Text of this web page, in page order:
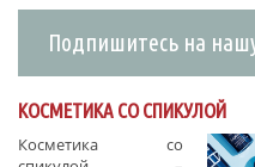
Подпишитесь на
КОСМЕТИКА СО СПИКУЛОЙ
Косметика со